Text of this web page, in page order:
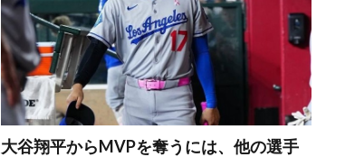
大谷翔平からMVPを奪うには、他の選手